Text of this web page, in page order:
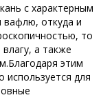
с характерным
откуда и
то
а также
этим
для